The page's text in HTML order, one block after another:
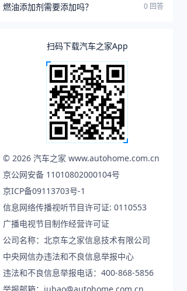
燃油添加剂需要添加吗？ 0 回答
扫码下载汽车之家App
© 2026 汽车之家 www.autohome.com.cn
京公网安备 11010802000104号
京ICP备09113703号-1
信息网络传播视听节目许可证: 0110553
广播电视节目制作经营许可证
公司名称：北京车之家信息技术有限公司
中央网信办违法和不良信息举报中心
违法和不良信息举报电话：400-868-5856